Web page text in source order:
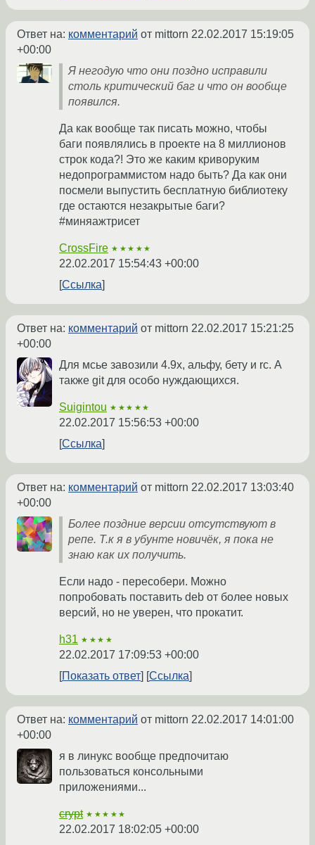
Ответ на: комментарий от mittorn 22.02.2017 15:19:05
+00:00
Я негодую что они поздно исправили
столь критический баг и что он вообще
появился.
Да как вообще так писать можно, чтобы
баги появлялись в проекте на 8 миллионов
строк кода?! Это же каким криворуким
недопрограммистом надо быть? Да как они
посмели выпустить бесплатную библиотеку
где остаются незакрытые баги?
#миняажтрисет
CrossFire ★★★★★
22.02.2017 15:54:43 +00:00
Ссылка
Ответ на: комментарий от mittorn 22.02.2017 15:21:25
+00:00
Для мсье завозили 4.9х, альфу, бету и rc. А
также git для особо нуждающихся.
Suigintou ★★★★★
22.02.2017 15:56:53 +00:00
Ссылка
Ответ на: комментарий от mittorn 22.02.2017 13:03:40
+00:00
Более поздние версии отсутствуют в
репе. Т.к я в убунте новичёк, я пока не
знаю как их получить.
Если надо - пересобери. Можно
попробовать поставить deb от более новых
версий, но не уверен, что прокатит.
h31 ★★★★
22.02.2017 17:09:53 +00:00
Показать ответ
Ссылка
Ответ на: комментарий от mittorn 22.02.2017 14:01:00
+00:00
я в линукс вообще предпочитаю
пользоваться консольными
приложениями...
crypt ★★★★★
22.02.2017 18:02:05 +00:00